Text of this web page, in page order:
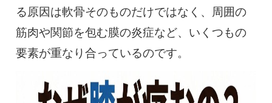
る原因は軟骨そのものだけではなく、周囲の
筋肉や関節を包む膜の炎症など、いくつもの
要素が重なり合っているのです。